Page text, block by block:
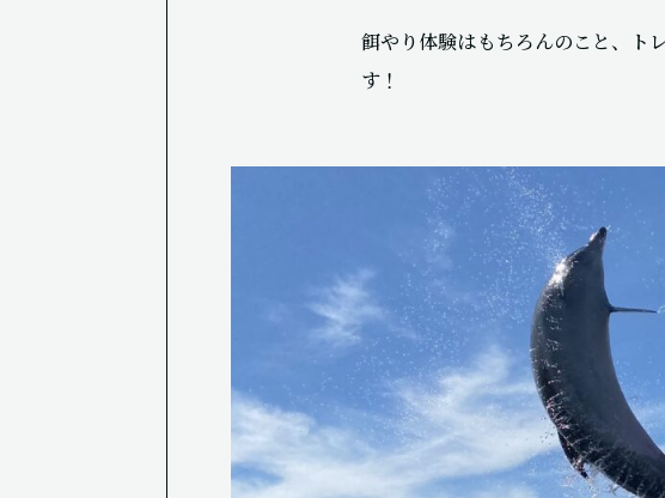
餌やり体験はもちろんのこと、ト
す！